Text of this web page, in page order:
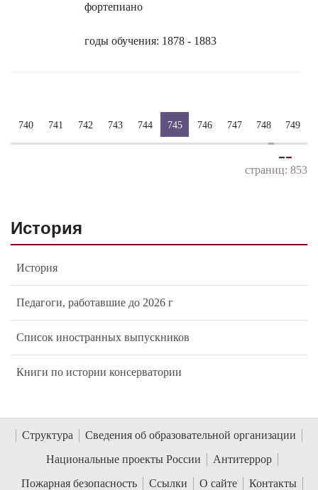
фортепиано
годы обучения: 1878 - 1883
740 741 742 743 744 745 746 747 748 749
--
страниц: 853
История
История
Педагоги, работавшие до 2026 г
Список иностранных выпускников
Книги по истории консерватории
Структура
Сведения об образовательной организации
Национальные проекты России
Антитеррор
Пожарная безопасность
Ссылки О сайте Контакты